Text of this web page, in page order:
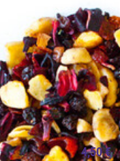
4,50 €